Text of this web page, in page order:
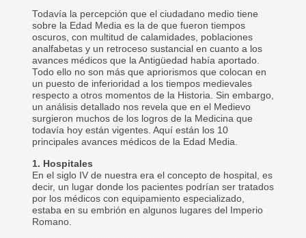
Todavía la percepción que el ciudadano medio tiene
sobre la Edad Media es la de que fueron tiempos
oscuros, con multitud de calamidades, poblaciones
analfabetas y un retroceso sustancial en cuanto a los
avances médicos que la Antigüedad había aportado.
Todo ello no son más que apriorismos que colocan en
un puesto de inferioridad a los tiempos medievales
respecto a otros momentos de la Historia. Sin embargo,
un análisis detallado nos revela que en el Medievo
surgieron muchos de los logros de la Medicina que
todavía hoy están vigentes. Aquí están los 10
principales avances médicos de la Edad Media.
1. Hospitales
En el siglo IV de nuestra era el concepto de hospital, es
decir, un lugar donde los pacientes podrían ser tratados
por los médicos con equipamiento especializado,
estaba en su embrión en algunos lugares del Imperio
Romano.